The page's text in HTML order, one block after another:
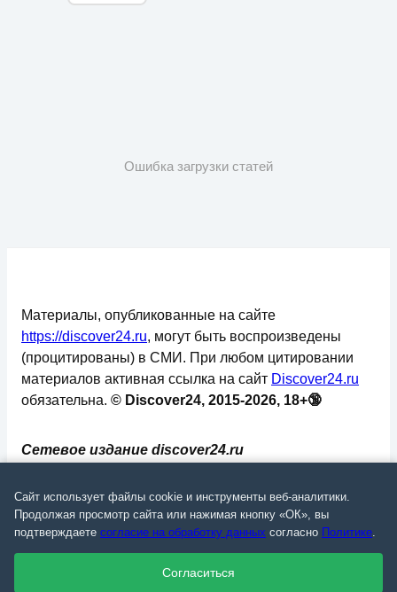
Ошибка загрузки статей
Сетевое издание discover24.ru
надзору в сфере связи, информационных
технологий и массовых коммуникаций
(Роскомнадзор). Регистрационный номер: ЭЛ №
ФС 77 - 73793.
Материалы, опубликованные на сайте
https://discover24.ru, могут быть воспроизведены
(процитированы) в СМИ. При любом цитировании
материалов активная ссылка на сайт Discover24.ru
обязательна. © Discover24, 2015-2026, 18+🔞
Сайт использует файлы cookie и инструменты веб-аналитики.
Продолжая просмотр сайта или нажимая кнопку «ОК», вы
подтверждаете согласие на обработку данных согласно Политике.
Согласиться